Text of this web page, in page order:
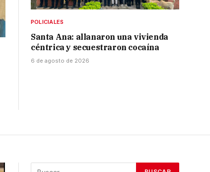
POLICIALES
Santa Ana: allanaron una vivienda
céntrica y secuestraron cocaína
6 de agosto de 2026